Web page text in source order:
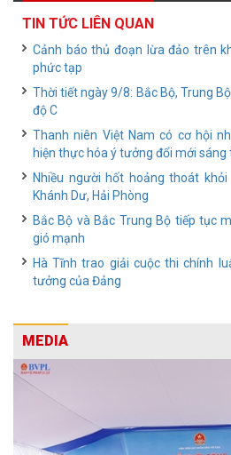
TIN TỨC LIÊN QUAN
Cảnh báo thủ đoạn lừa đảo trên
phức tạp
Thời tiết ngày 9/8: Bắc Bộ, Trung
độ C
Thanh niên Việt Nam có cơ hội
hiện thực hóa ý tưởng đổi mới sáng
Nhiều người hốt hoảng thoát
Khánh Dư, Hải Phòng
Bắc Bộ và Bắc Trung Bộ tiếp tục
gió mạnh
Hà Tĩnh trao giải cuộc thi chính
tưởng của Đảng
MEDIA